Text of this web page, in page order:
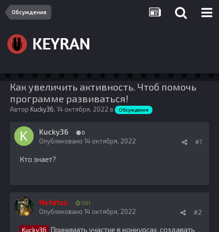
Обсуждения
Как увеличить активность. Чтоб помочь
программе развиваться!
Автор Kucky36, 14 октября, 2022 в Обсуждения
Kucky36 0
#1
Опубликовано 14 октября, 2022
Кто знает?
Nefatos 1101
#2
Опубликовано 14 октября, 2022
Kucky36
Принимать участие в конкурсах, создавать